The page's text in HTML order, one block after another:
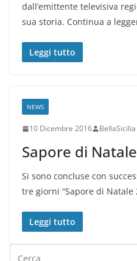
dall’emittente televisiva
sua storia. Continua a
Leggi tutto
NEWS
10 Dicembre 2016 BellaSicilia
Sapore di
Si sono concluse con
tre giorni “Sapore di
Leggi tutto